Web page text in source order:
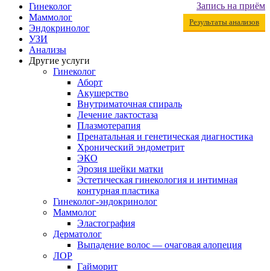
Запись на приём
Результаты анализов
Гинеколог
Маммолог
Эндокринолог
УЗИ
Анализы
Другие услуги
Гинеколог
Аборт
Акушерство
Внутриматочная спираль
Лечение лактостаза
Плазмотерапия
Пренатальная и генетическая диагностика
Хронический эндометрит
ЭКО
Эрозия шейки матки
Эстетическая гинекология и интимная
контурная пластика
Гинеколог-эндокринолог
Маммолог
Эластография
Дерматолог
Выпадение волос — очаговая алопеция
ЛОР
Гайморит